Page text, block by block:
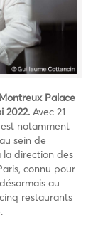
Palace
2022. Avec 21
notamment
sein de
la direction des
connu pour
au
restaurants